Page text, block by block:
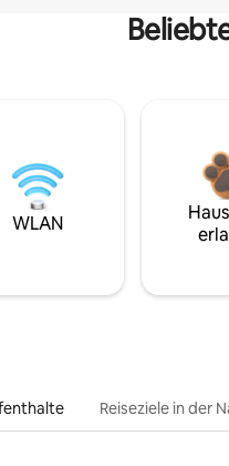
WLAN
Reiseziele in der